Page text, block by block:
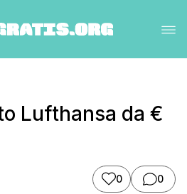
Lufthansa da €
0 0